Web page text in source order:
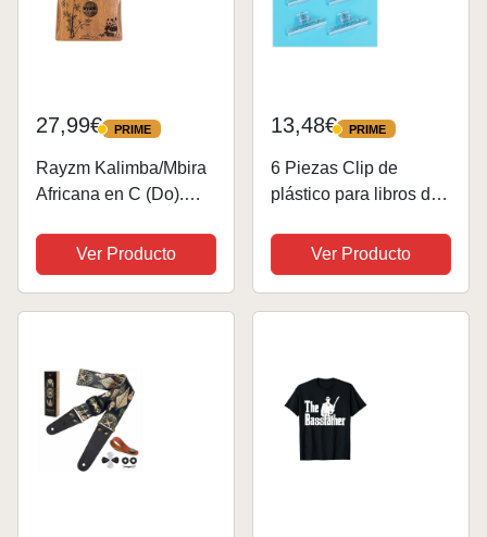
27,99€ PRIME
PRIME
Rayzm Kalimba/Mbira
Africana en C (Do).
con Accesorios.
Marimba de 17 Teclas,
Instrumento de Bolsillo
Ver Producto
13,48€ PRIME
PRIME
6 Piezas Clip de
plástico para libros de
partitura, soporte de
página de música, para
piano, guitarra, violín,
Ver Producto